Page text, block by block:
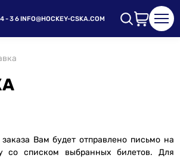
36INFO@HOCKEY-CSKA.COM
Вам будет отправлено письмо на
со списком выбранных билетов. Для